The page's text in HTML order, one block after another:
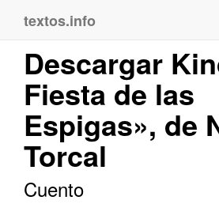
textos.info
Descargar
Fiesta de las
Espigas», de
Torcal
Cuento